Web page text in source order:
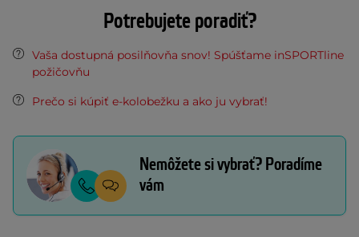
Potrebujete poradiť?
Vaša dostupná posilňovňa snov! Spúšťame inSPORTline
požičovňu
Prečo si kúpiť e-kolobežku a ako ju vybrať!
Nemôžete si vybrať? Poradíme
vám